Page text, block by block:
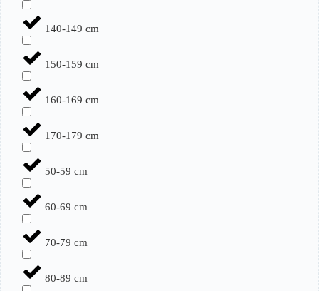
140-149 cm
150-159 cm
160-169 cm
170-179 cm
50-59 cm
60-69 cm
70-79 cm
80-89 cm